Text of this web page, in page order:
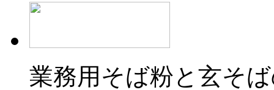
業務用そば粉と玄そ